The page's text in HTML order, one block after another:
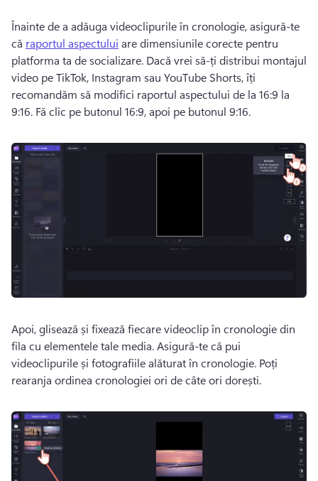
Înainte de a adăuga videoclipurile în cronologie, asigură-te
că raportul aspectului are dimensiunile corecte pentru
platforma ta de socializare. Dacă vrei să-ți distribui montajul
video pe TikTok, Instagram sau YouTube Shorts, îți
recomandăm să modifici raportul aspectului de la 16:9 la
9:16. Fă clic pe butonul 16:9, apoi pe butonul 9:16.
Apoi, glisează și fixează fiecare videoclip în cronologie din
fila cu elementele tale media. Asigură-te că pui
videoclipurile și fotografiile alăturat în cronologie. Poți
rearanja ordinea cronologiei ori de câte ori dorești.